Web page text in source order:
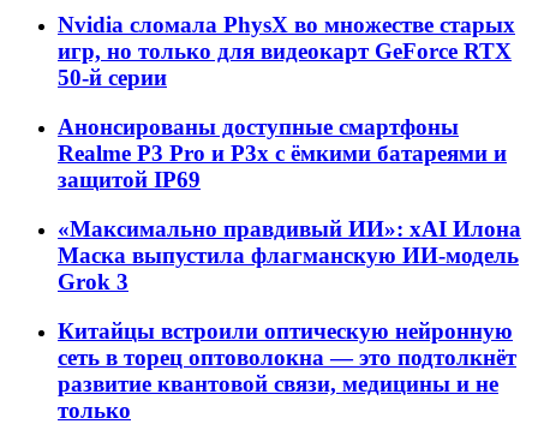
Nvidia сломала PhysX во множестве старых
игр, но только для видеокарт GeForce RTX
50-й серии
Анонсированы доступные смартфоны
Realme P3 Pro и P3x с ёмкими батареями и
защитой IP69
«Максимально правдивый ИИ»: xAI Илона
Маска выпустила флагманскую ИИ-модель
Grok 3
Китайцы встроили оптическую нейронную
сеть в торец оптоволокна — это подтолкнёт
развитие квантовой связи, медицины и не
только